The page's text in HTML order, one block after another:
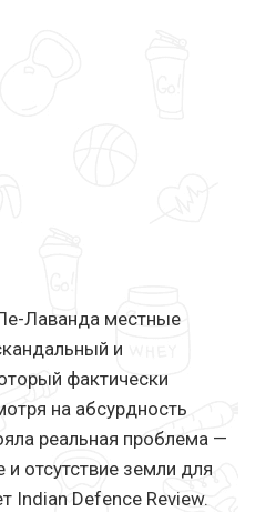
Лаванда местные
и
фактически
на абсурдность
реальная проблема —
отсутствие земли для
Indian Defence Review.